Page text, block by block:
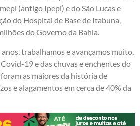
(antigo Ipepi) e do São Lucas e
do Hospital de Base de Itabuna,
do Governo da Bahia.
trabalhamos e avançamos muito,
19 e das chuvas e enchentes do
as maiores da história de
e alagamentos em cerca de 40% da